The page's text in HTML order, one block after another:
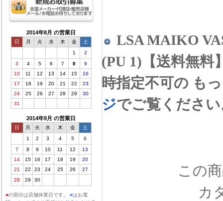
2014年8月 の営業日
日 月 火 水 木 金
土
1
2
3
4 5 6 7 8
9
10
11 12 13 14 15
16
17
18 19 20 21 22
23
24
25 26 27 28 29
30
31
2014年9月 の営業日
日 月 火 水 木 金
土
1
2 3 4 5
6
7
8 9 10 11 12
13
14
15 16 17 18 19
20
21
22 23 24 25 26
27
28
29 30
■の部分は店舗休業日です。 ■はお電
LSA MAIKO
(PU 1)【送料無料
時指定不可の も
ジでご覧くださ
この
カ